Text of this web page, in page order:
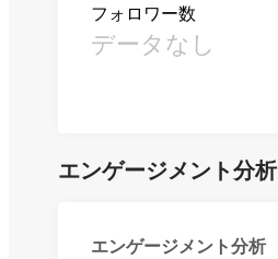
フォロワー数
データなし
エンゲージメント分析
エンゲージメント分析